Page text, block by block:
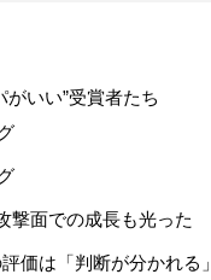
がいい”受賞者たち
撃面での成長も光った
価は「判断が分かれる」